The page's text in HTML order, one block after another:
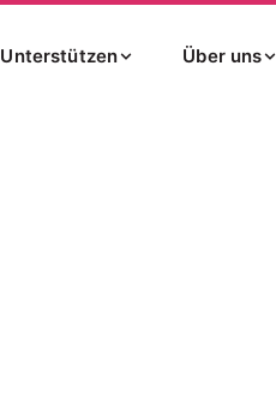
Unterstützen Über uns